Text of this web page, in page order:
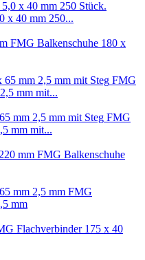
x 40 mm 250...
FMG Balkenschuhe 180 x
FMG
mm mit...
FMG
mm mit...
FMG Balkenschuhe
FMG
mm
Flachverbinder 175 x 40